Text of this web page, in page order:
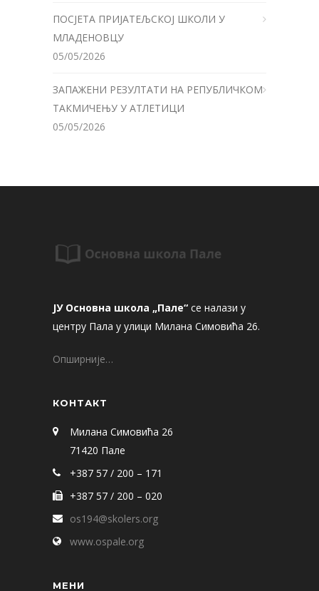
ПОСЈЕТА ПРИЈАТЕЉСКОЈ ШКОЛИ У
МЛАДЕНОВЦУ
05/05/2026
ЗАПАЖЕНИ РЕЗУЛТАТИ НА РЕПУБЛИЧКОМ
ТАКМИЧЕЊУ У АТЛЕТИЦИ
05/05/2026
ЈУ Основна школа „Пале“ се налази у
центру Пала у улици Милана Симовића 26.
Опширније…
КОНТАКТ
Милана Симовића 26
71420 Пале
+387 57 / 200 – 171
+387 57 / 200 – 020
os194@skolers.org
www.ospale.org
МЕНИ